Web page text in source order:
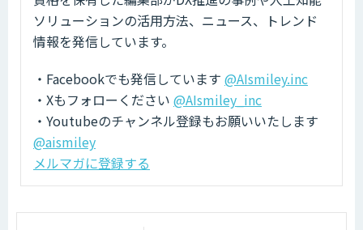
ソリューションの活用方法、ニュース、トレンド
情報を発信しています。
・Facebookでも発信しています @AIsmiley.inc
・Xもフォローください @AIsmiley_inc
・Youtubeのチャンネル登録もお願いいたします
@aismiley
メルマガに登録する